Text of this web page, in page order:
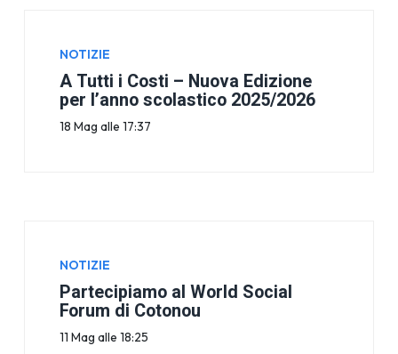
NOTIZIE
A Tutti i Costi – Nuova Edizione
per l’anno scolastico 2025/2026
18 Mag alle 17:37
NOTIZIE
Partecipiamo al World Social
Forum di Cotonou
11 Mag alle 18:25